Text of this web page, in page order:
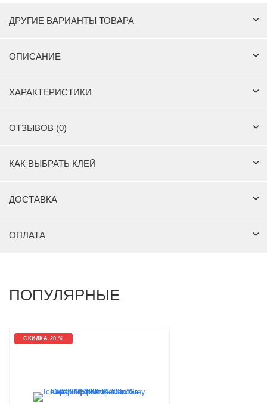
ДРУГИЕ ВАРИАНТЫ ТОВАРА
ОПИСАНИЕ
ХАРАКТЕРИСТИКИ
ОТЗЫВОВ (0)
КАК ВЫБРАТЬ КЛЕЙ
ДОСТАВКА
ОПЛАТА
ПОПУЛЯРНЫЕ
СКИДКА 20 %